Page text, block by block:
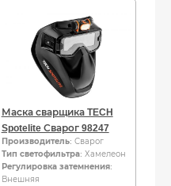
Маска сварщика TECH
Spotelite Сварог 98247
Производитель: Сварог
Тип светофильтра: Хамелеон
Регулировка затемнения:
Внешняя